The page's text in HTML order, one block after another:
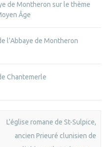
de Montheron sur le thème
Âge
l’Abbaye de Montheron
Chantemerle
L’église romane de St-Sulpice,
ancien Prieuré clunisien de